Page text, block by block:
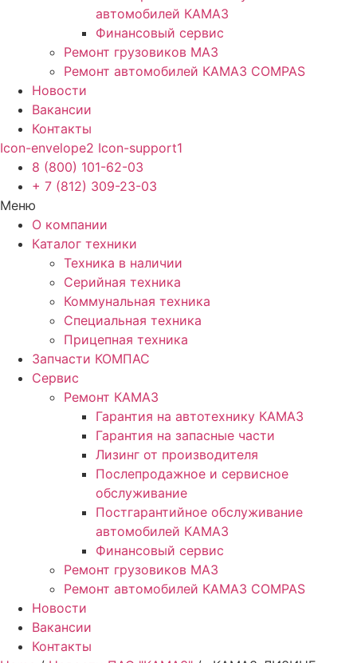
автомобилей КАМАЗ
Финансовый сервис
Ремонт грузовиков МАЗ
Ремонт автомобилей КАМАЗ COMPAS
Новости
Вакансии
Контакты
Icon-envelope2 Icon-support1
8 (800) 101-62-03
+ 7 (812) 309-23-03
Меню
О компании
Каталог техники
Техника в наличии
Серийная техника
Коммунальная техника
Специальная техника
Прицепная техника
Запчасти КОМПАС
Сервис
Ремонт КАМАЗ
Гарантия на автотехнику КАМАЗ
Гарантия на запасные части
Лизинг от производителя
Послепродажное и сервисное
обслуживание
Постгарантийное обслуживание
автомобилей КАМАЗ
Финансовый сервис
Ремонт грузовиков МАЗ
Ремонт автомобилей КАМАЗ COMPAS
Новости
Вакансии
Контакты